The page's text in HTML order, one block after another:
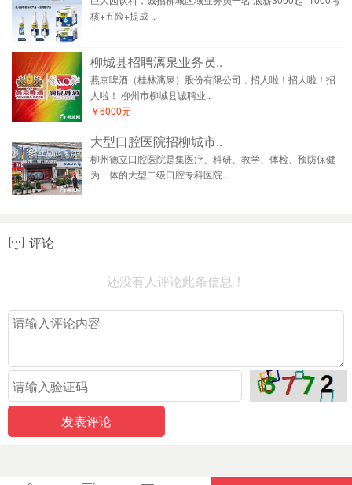
核+五险+提成 ..
柳城县招聘漓泉业务员..
燕京啤酒（桂林漓泉）股份有限公司，招人啦！招人啦！招
人啦！ 柳州市柳城县诚聘业..
￥6000元
大型口腔医院招柳城市..
柳州德立口腔医院是集医疗、科研、教学、体检、预防保健
为一体的大型二级口腔专科医院..
 评论
还没有人评论此条信息！